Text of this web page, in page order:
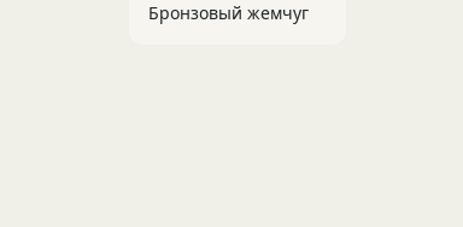
Бронзовый жемчуг